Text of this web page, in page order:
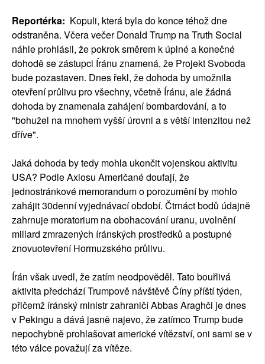
Reportérka: Kopuli, která byla do konce téhož dne
odstraněna. Včera večer Donald Trump na Truth Social
náhle prohlásil, že pokrok směrem k úplné a konečné
dohodě se zástupci Íránu znamená, že Projekt Svoboda
bude pozastaven. Dnes řekl, že dohoda by umožnila
otevření průlivu pro všechny, včetně Íránu, ale žádná
dohoda by znamenala zahájení bombardování, a to
"bohužel na mnohem vyšší úrovni a s větší intenzitou než
dříve".
Jaká dohoda by tedy mohla ukončit vojenskou aktivitu
USA? Podle Axiosu Američané doufají, že
jednostránkové memorandum o porozumění by mohlo
zahájit 30denní vyjednávací období. Čtrnáct bodů údajně
zahrnuje moratorium na obohacování uranu, uvolnění
miliard zmrazených íránských prostředků a postupné
znovuotevření Hormuzského průlivu.
Írán však uvedl, že zatím neodpověděl. Tato bouřlivá
aktivita předchází Trumpově návštěvě Číny příští týden,
přičemž íránský ministr zahraničí Abbas Araghči je dnes
v Pekingu a dává jasně najevo, že zatímco Trump bude
nepochybně prohlašovat americké vítězství, oni sami se v
této válce považují za vítěze.